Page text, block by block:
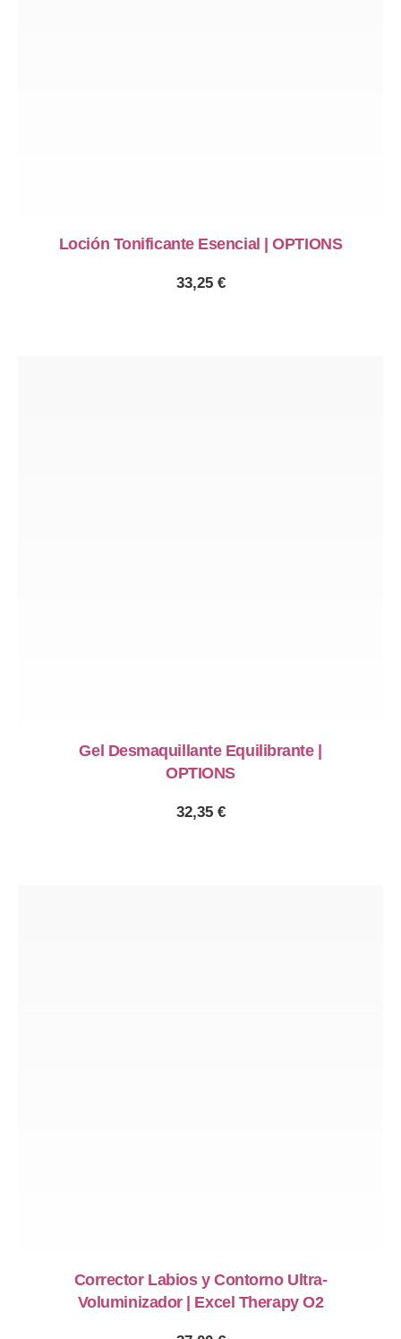
Loción Tonificante Esencial | OPTIONS
33,25 €
Gel Desmaquillante Equilibrante |
OPTIONS
32,35 €
Corrector Labios y Contorno Ultra-
Voluminizador | Excel Therapy O2